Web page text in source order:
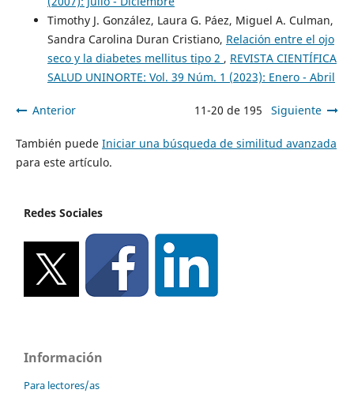
Timothy J. González, Laura G. Páez, Miguel A. Culman,
Sandra Carolina Duran Cristiano, Relación entre el ojo
seco y la diabetes mellitus tipo 2 , REVISTA CIENTÍFICA
SALUD UNINORTE: Vol. 39 Núm. 1 (2023): Enero - Abril
Anterior 11-20 de 195 Siguiente
También puede Iniciar una búsqueda de similitud avanzada
para este artículo.
Redes Sociales
Información
Para lectores/as